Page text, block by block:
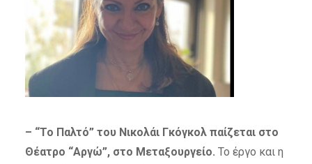
– “Το Παλτό” του Νικολάι Γκόγκολ παίζεται στο
Θέατρο “Αργώ”, στο Μεταξουργείο. Το έργο και η